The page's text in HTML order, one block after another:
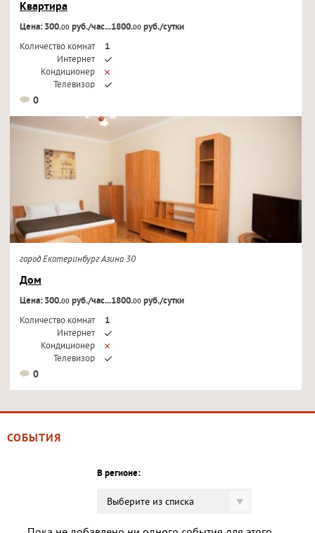
Квартира
Цена: 300.00руб./час...1800.00руб./сутки
Количество комнат
1
Интернет
Кондиционер
Телевизор
0
город Екатеринбург Азина 30
Дом
Цена: 300.00руб./час...1800.00руб./сутки
Количество комнат
1
Интернет
Кондиционер
Телевизор
0
СОБЫТИЯ
В регионе:
Выберите из списка